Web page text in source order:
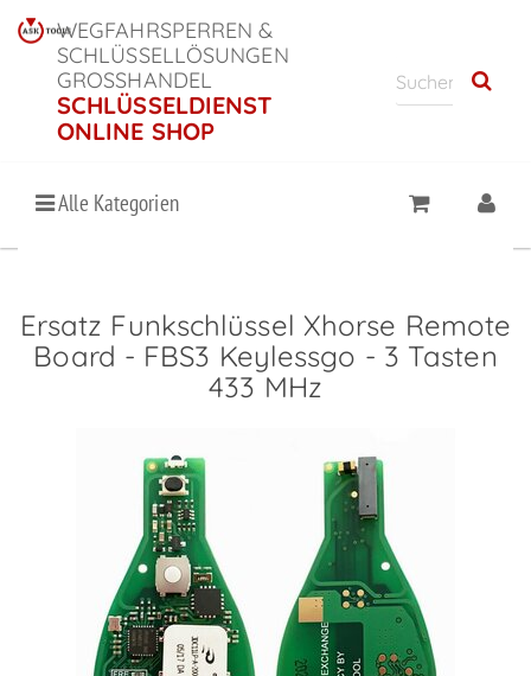
WEGFAHRSPERREN &
SCHLÜSSELLÖSUNGEN
GROSSHANDEL
SCHLÜSSELDIENST
ONLINE SHOP
Alle Kategorien
Ersatz Funkschlüssel Xhorse Remote
Board - FBS3 Keylessgo - 3 Tasten
433 MHz